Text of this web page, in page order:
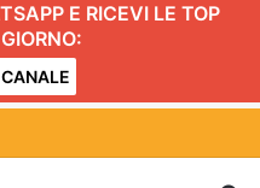
E RICEVI LE TOP